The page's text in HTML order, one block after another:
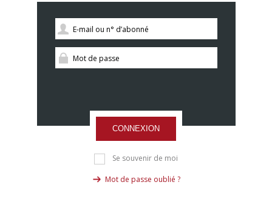
CONNEXION
Se souvenir de moi
Mot de passe oublié ?